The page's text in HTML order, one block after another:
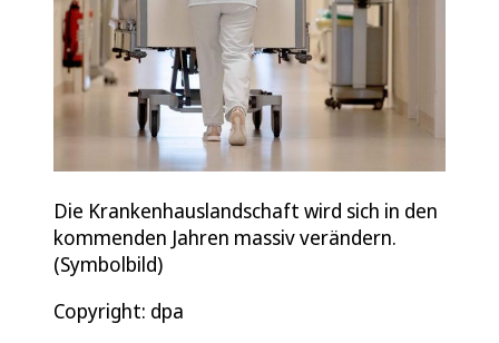
Die Krankenhauslandschaft wird sich in den
kommenden Jahren massiv verändern.
(Symbolbild)
Copyright: dpa